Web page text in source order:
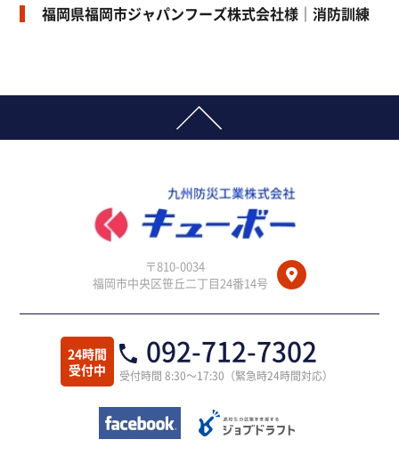
福岡県福岡市ジャパンフーズ株式会社様｜消防訓練
〒810-0034
福岡市中央区笹丘二丁目24番14号
24時間
受付中
092-712-7302
受付時間 8:30～17:30（緊急時24時間対応）